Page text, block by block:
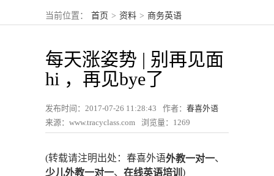
当前位置： 首页 > 资料 > 商务英语
每天涨姿势 | 别再见面
hi ，再见bye了
发布时间：2017-07-26 11:28:43 作者： 春喜外语
来源：www.tracyclass.com
浏览量： 1269
(转载请注明出处：春喜外语外教一对一、
少儿外教一对一、 在线英语培训 )